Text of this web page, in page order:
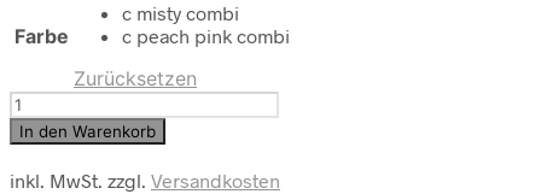
Farbe
c misty combi
c peach pink combi
Zurücksetzen
SOYA
CONCEPT
T-
Shirt
In den Warenkorb
inkl. MwSt. zzgl. Versandkosten